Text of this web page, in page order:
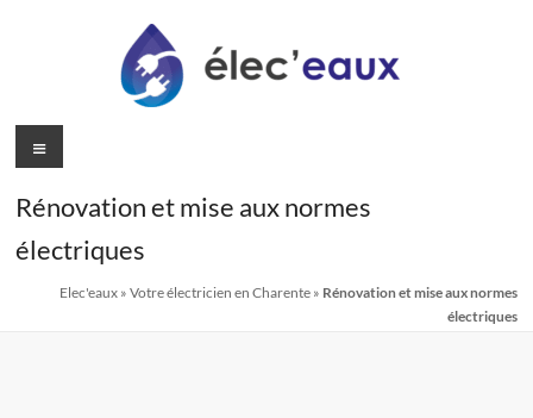
Rénovation et mise aux normes
électriques
Elec'eaux» Votre électricien en Charente» Rénovation et mise aux normes
électriques